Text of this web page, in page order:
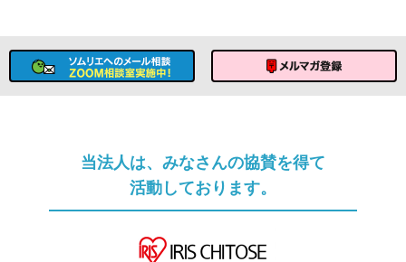
当法人は、みなさんの協賛を得て
活動しております。